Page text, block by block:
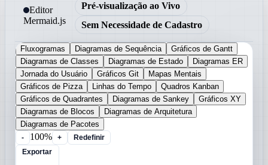
Editor
Mermaid.js
Pré-visualização ao Vivo
Sem Necessidade de Cadastro
Fluxogramas Diagramas de Sequência
Gráficos de Gantt
Diagramas de Classes
Diagramas de Estado
Diagramas ER
Jornada do Usuário
Gráficos Git
Mapas Mentais
Gráficos de Pizza
Linhas do Tempo
Quadros Kanban
Gráficos de Quadrantes
Diagramas de Sankey
Gráficos XY
Diagramas de Blocos
Diagramas de Arquitetura
Diagramas de Pacotes
- 100% +
Redefinir